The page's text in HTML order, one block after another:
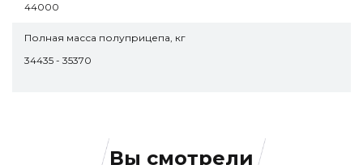
44000
Полная масса полуприцепа, кг
34435 - 35370
Вы смотрели